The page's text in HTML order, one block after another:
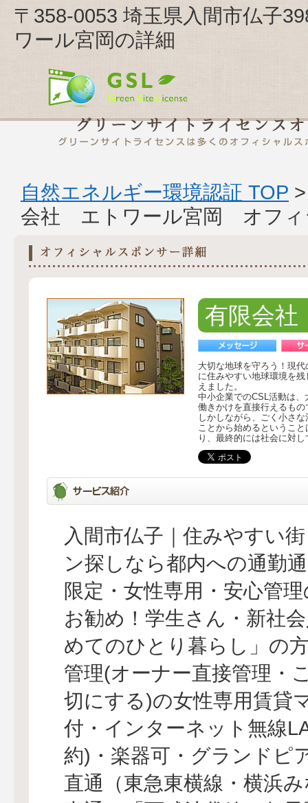
〒358-0053 埼玉県入間市仏子
ワール宮岡の詳細
自然エネルギー環境認証 TOP
会社 エトワール宮岡 オフィ
有限会
大切な地球を守ろう！現
に住みやすい地球環境を
えました。
中小企業でのCSL活動は
働きかけを直接行えるも
しかしながら、ごく小さ
ことから始めるというこ
り、最終的には社会に対
入間市仏子｜住みやすい
ン探しなら都内への通勤
限定・女性専用・安心管
お勧め！学生さん・新社
めてのひとり暮らし」の
管理(オーナー直接管理・
切にする)の女性専用賃貸
付・インターネット無線
約)・楽器可・グランドピ
直通（東急東横線・横浜